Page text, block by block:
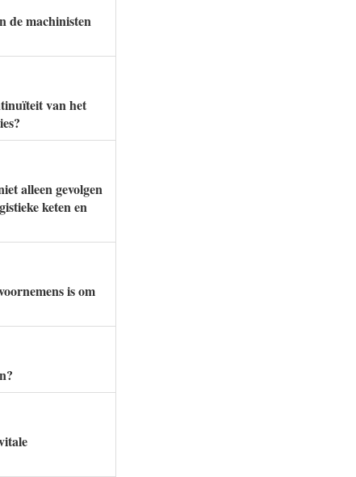
de machinisten
van het
alleen gevolgen
keten en
is om